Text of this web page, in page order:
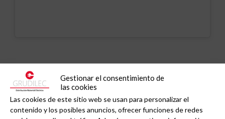
Gestionar el consentimiento de
las cookies
Las cookies de este sitio web se usan para personalizar el
contenido y los posibles anuncios, ofrecer funciones de redes
Noticias relacionadas